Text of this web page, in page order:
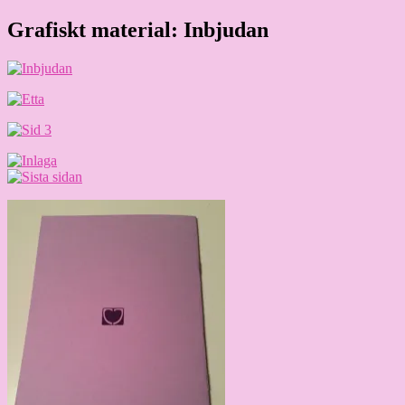
Hoppa
till
innehåll
Granding.nu
Grafiskt material: Inbjudan